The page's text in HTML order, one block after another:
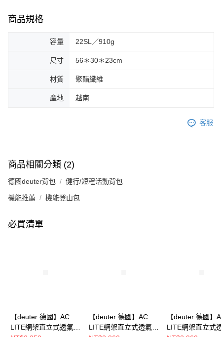
商品規格
容量 22SL／910g
尺寸 56＊30＊23cm
材質 聚酯纖維
產地 越南
客服
商品相關分類 (2)
德國deuter背包 健行/短程活動背包
機能推薦 機能登山包
必買清單
【deuter 德國】AC
LITE網架直立式透氣背
【deuter 德國】AC
LITE網架直立式透氣背
【deuter 德國】
LITE網架直立式